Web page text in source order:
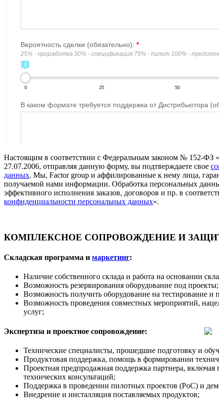
Настоящим в соответствии с Федеральным законом № 152-ФЗ
27.07.2006, отправляя данную форму, вы подтверждаете свое
данных. Мы, Factor group и аффилированные к нему лица,
получаемой нами информации. Обработка персональных
эффективного исполнения заказов, договоров и пр. в
конфиденциальности персональных данных».
КОМПЛЕКСНОЕ СОПРОВОЖДЕНИЕ И
Складская программа и маркетинг:
Наличие собственного склада и работа на основании
Возможность резервирования оборудование под проекты;
Возможность получить оборудование на тестирование и
Возможность проведения совместных мероприятий,
услуг;
Экспертиза и проектное сопровождение:
Технические специалисты, прошедшие подготовку и
Продуктовая поддержка, помощь в формировании
Проектная предпродажная поддержка партнера, включая
технических консультаций;
Поддержка в проведении пилотных проектов (PoC) и
Внедрение и инсталляция поставляемых продуктов;